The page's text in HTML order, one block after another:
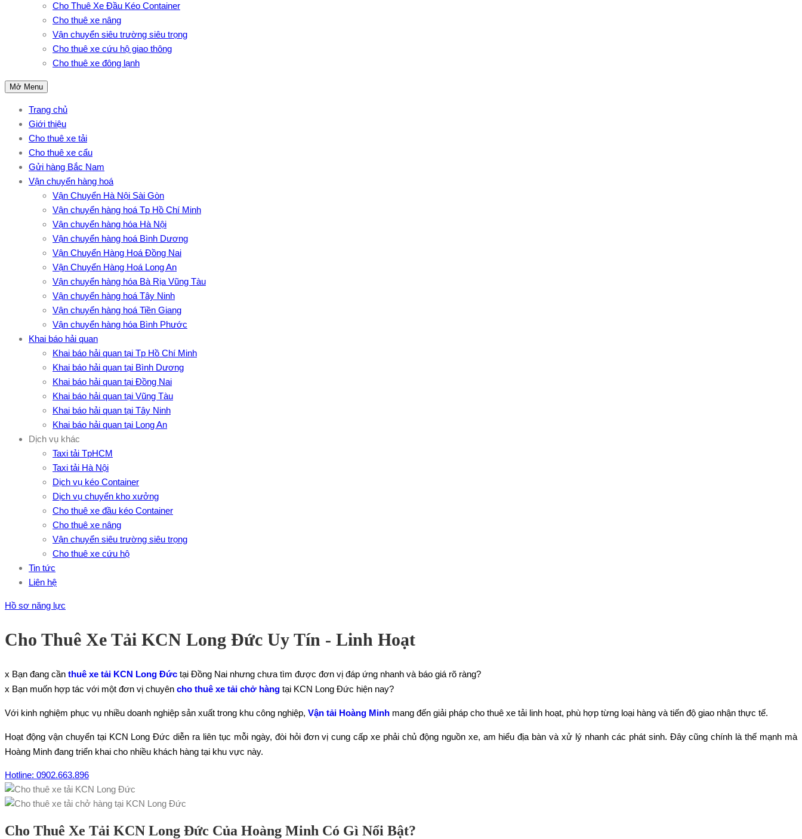
Cho Thuê Xe Đầu Kéo Container
Cho thuê xe nâng
Vận chuyển siêu trường siêu trọng
Cho thuê xe cứu hộ giao thông
Cho thuê xe đông lạnh
Mở Menu
Trang chủ
Giới thiệu
Cho thuê xe tải
Cho thuê xe cẩu
Gửi hàng Bắc Nam
Vận chuyển hàng hoá
Vận Chuyển Hà Nội Sài Gòn
Vận chuyển hàng hoá Tp Hồ Chí Minh
Vận chuyển hàng hóa Hà Nội
Vận chuyển hàng hoá Bình Dương
Vận Chuyển Hàng Hoá Đồng Nai
Vận Chuyển Hàng Hoá Long An
Vận chuyển hàng hóa Bà Rịa Vũng Tàu
Vận chuyển hàng hoá Tây Ninh
Vận chuyển hàng hoá Tiền Giang
Vận chuyển hàng hóa Bình Phước
Khai báo hải quan
Khai báo hải quan tại Tp Hồ Chí Minh
Khai báo hải quan tại Bình Dương
Khai báo hải quan tại Đồng Nai
Khai báo hải quan tại Vũng Tàu
Khai báo hải quan tại Tây Ninh
Khai báo hải quan tại Long An
Dịch vụ khác
Taxi tải TpHCM
Taxi tải Hà Nội
Dịch vụ kéo Container
Dịch vụ chuyển kho xưởng
Cho thuê xe đầu kéo Container
Cho thuê xe nâng
Vận chuyển siêu trường siêu trọng
Cho thuê xe cứu hộ
Tin tức
Liên hệ
Hồ sơ năng lực
Cho Thuê Xe Tải KCN Long Đức Uy Tín - Linh Hoạt
x Bạn đang cần thuê xe tải KCN Long Đức tại Đồng Nai nhưng chưa tìm được đơn vị đáp ứng nhanh và báo giá rõ ràng?
x Bạn muốn hợp tác với một đơn vị chuyên cho thuê xe tải chở hàng tại KCN Long Đức hiện nay?
Với kinh nghiệm phục vụ nhiều doanh nghiệp sản xuất trong khu công nghiệp, Vận tải Hoàng Minh mang đến giải pháp cho thuê xe tải linh hoạt, phù hợp từng loại hàng và tiến độ giao nhận thực tế.
Hoạt động vận chuyển tại KCN Long Đức diễn ra liên tục mỗi ngày, đòi hỏi đơn vị cung cấp xe phải chủ động nguồn xe, am hiểu địa bàn và xử lý nhanh các phát sinh. Đây cũng chính là thế mạnh mà
Hoàng Minh đang triển khai cho nhiều khách hàng tại khu vực này.
Hotline: 0902.663.896
Cho Thuê Xe Tải KCN Long Đức Của Hoàng Minh Có Gì Nổi Bật?